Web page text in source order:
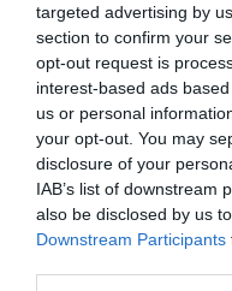
targeted advertising by
section to confirm your
opt-out request is
interest-based ads
us or personal
your opt-out. You may
disclosure of your
IAB’s list of downstream
also be disclosed by us
Downstream Participants
On parle ici des
jusqu’à 3 millions de
n’est donc pas question
éventuels subsides
Le règlement permet
couvrir les coûts
accueillant jusqu’à
passagers par an, ça
jour, même pas 2
pour un trafic aussi
visiteurs et permet à ses